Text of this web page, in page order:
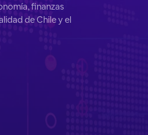
finanzas
de Chile y el